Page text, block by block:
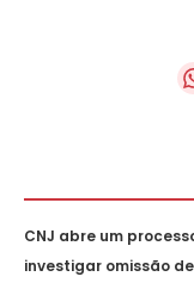
CNJ abre um
investigar omissão